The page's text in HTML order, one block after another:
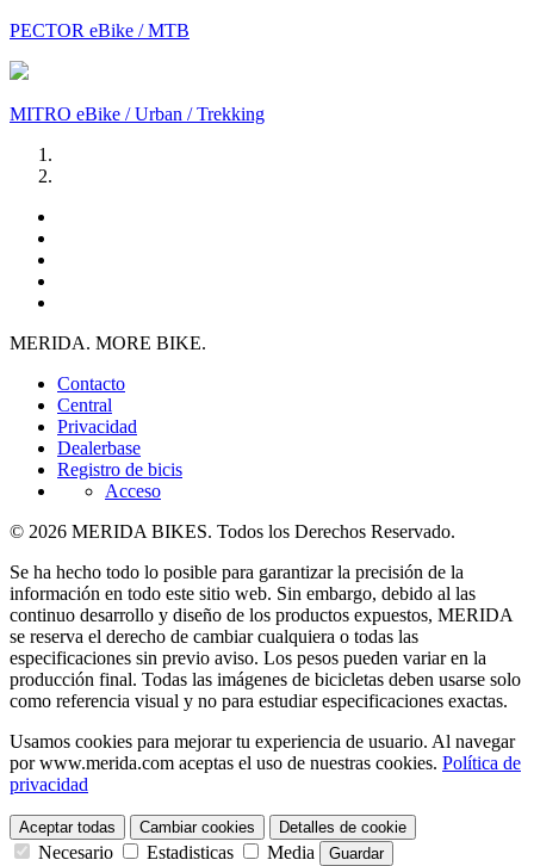
PECTOR eBike / MTB
MITRO eBike / Urban / Trekking
MERIDA. MORE BIKE.
Contacto
Central
Privacidad
Dealerbase
Registro de bicis
Acceso
© 2026 MERIDA BIKES. Todos los Derechos Reservado.
Se ha hecho todo lo posible para garantizar la precisión de la
información en todo este sitio web. Sin embargo, debido al las
continuo desarrollo y diseño de los productos expuestos, MERIDA
se reserva el derecho de cambiar cualquiera o todas las
especificaciones sin previo aviso. Los pesos pueden variar en la
producción final. Todas las imágenes de bicicletas deben usarse solo
como referencia visual y no para estudiar especificaciones exactas.
Usamos cookies para mejorar tu experiencia de usuario. Al navegar
por www.merida.com aceptas el uso de nuestras cookies. Política de
privacidad
Aceptar todas Cambiar cookies Detalles de cookie
Necesario Estadisticas Media Guardar